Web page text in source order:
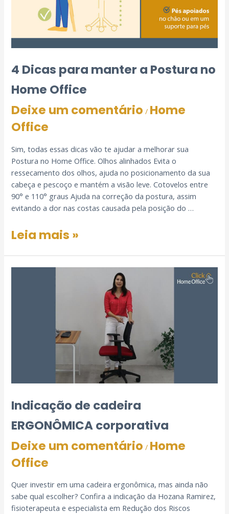
4 Dicas para manter a Postura no
Home Office
Deixe um comentário / Home
Office
Sim, todas essas dicas vão te ajudar a melhorar sua
Postura no Home Office. Olhos alinhados Evita o
ressecamento dos olhos, ajuda no posicionamento da sua
cabeça e pescoço e mantém a visão leve. Cotovelos entre
90° e 110° graus Ajuda na correção da postura, assim
evitando a dor nas costas causada pela posição do …
Leia mais »
Indicação de cadeira
ERGONÔMICA corporativa
Deixe um comentário / Home
Office
Quer investir em uma cadeira ergonômica, mas ainda não
sabe qual escolher? Confira a indicação da Hozana Ramirez,
fisioterapeuta e especialista em Redução dos Riscos